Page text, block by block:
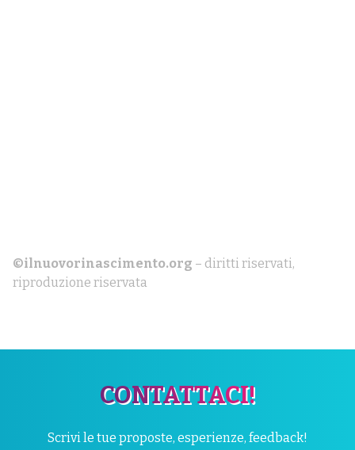
©ilnuovorinascimento.org – diritti riservati,
riproduzione riservata
CONTATTACI!
Scrivi le tue proposte, esperienze, feedback!